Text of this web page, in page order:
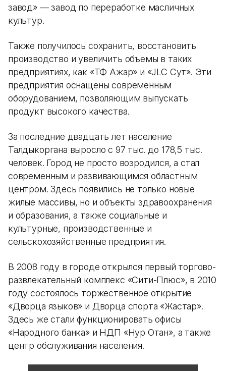
завод» — завод по переработке масличных
культур.
Также получилось сохранить, восстановить
производство и увеличить объемы в таких
предприятиях, как «ТФ Ажар» и «JLC Сут». Эти
предприятия оснащены современным
оборудованием, позволяющим выпускать
продукт высокого качества.
За последние двадцать лет население
Талдыкоргана выросло с 97 тыс. до 178,5 тыс.
человек. Город не просто возродился, а стал
современным и развивающимся областным
центром. Здесь появились не только новые
жилые массивы, но и объекты здравоохранения
и образования, а также социальные и
культурные, производственные и
сельскохозяйственные предприятия.
В 2008 году в городе открылся первый торгово-
развлекательный комплекс «Сити-Плюс», в 2010
году состоялось торжественное открытие
«Дворца языков» и Дворца спорта «Жастар».
Здесь же стали функционировать офисы
«Народного банка» и НДП «Нур Отан», а также
центр обслуживания населения.